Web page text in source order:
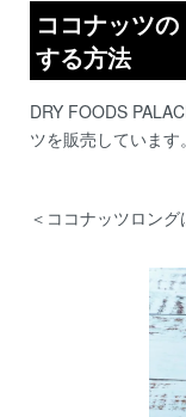
ココナッツ
する方法
DRY FOODS
ツを販売しています。
＜ココナッツロン